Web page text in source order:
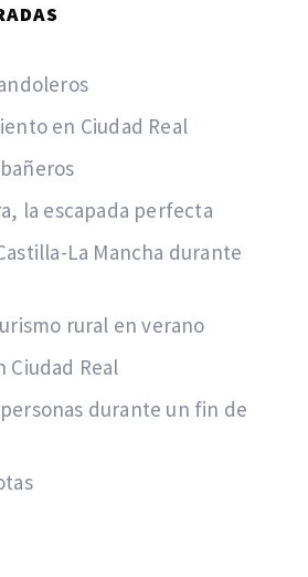
en Ciudad Real
la escapada perfecta
La Mancha durante
rural en verano
Ciudad Real
durante un fin de